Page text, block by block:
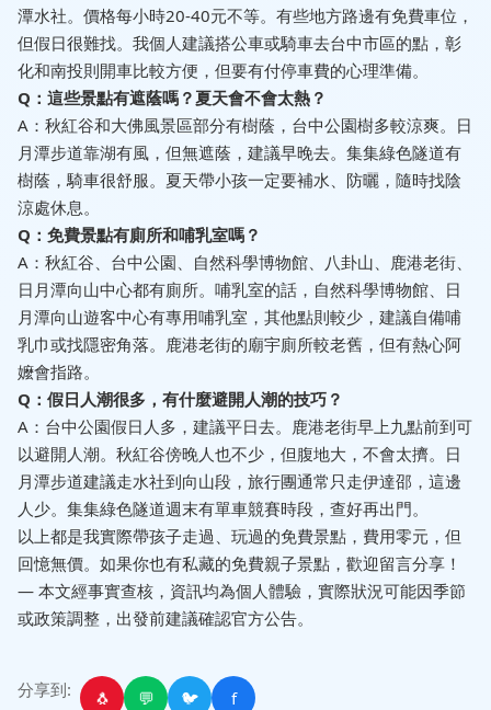
潭水社。價格每小時20-40元不等。有些地方路邊有免費車位，
但假日很難找。我個人建議搭公車或騎車去台中市區的點，彰
化和南投則開車比較方便，但要有付停車費的心理準備。
Q：這些景點有遮蔭嗎？夏天會不會太熱？
A：秋紅谷和大佛風景區部分有樹蔭，台中公園樹多較涼爽。日
月潭步道靠湖有風，但無遮蔭，建議早晚去。集集綠色隧道有
樹蔭，騎車很舒服。夏天帶小孩一定要補水、防曬，隨時找陰
涼處休息。
Q：免費景點有廁所和哺乳室嗎？
A：秋紅谷、台中公園、自然科學博物館、八卦山、鹿港老街、
日月潭向山中心都有廁所。哺乳室的話，自然科學博物館、日
月潭向山遊客中心有專用哺乳室，其他點則較少，建議自備哺
乳巾或找隱密角落。鹿港老街的廟宇廁所較老舊，但有熱心阿
嬤會指路。
Q：假日人潮很多，有什麼避開人潮的技巧？
A：台中公園假日人多，建議平日去。鹿港老街早上九點前到可
以避開人潮。秋紅谷傍晚人也不少，但腹地大，不會太擠。日
月潭步道建議走水社到向山段，旅行團通常只走伊達邵，這邊
人少。集集綠色隧道週末有單車競賽時段，查好再出門。
以上都是我實際帶孩子走過、玩過的免費景點，費用零元，但
回憶無價。如果你也有私藏的免費親子景點，歡迎留言分享！
— 本文經事實查核，資訊均為個人體驗，實際狀況可能因季節
或政策調整，出發前建議確認官方公告。
分享到: 🐧 💬 🐦 f